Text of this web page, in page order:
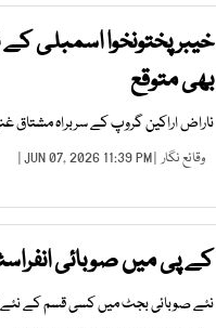
خیبرپختونخوا اسمبلی
بھی متوقع
ناراض اراکین گروپ کے سربراہ مشتاق
وقائع نگار | JUN 07, 2026 11:39 PM |
کے پی میں صوبائی
نئے صوبائی بجٹ میں کسی قسم کے نئے